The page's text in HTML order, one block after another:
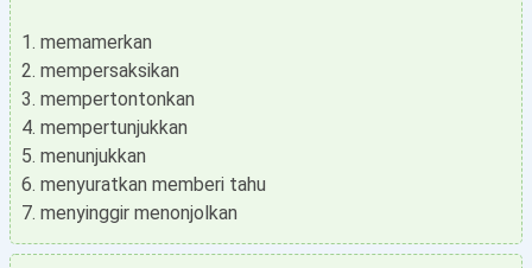
memamerkan
mempersaksikan
mempertontonkan
mempertunjukkan
menunjukkan
menyuratkan memberi tahu
menyinggir menonjolkan